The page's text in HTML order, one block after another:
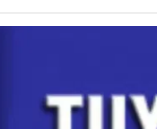
lượng, Khóa 1. Đồng
Tuy, Phó Giám đốc
Lễ.